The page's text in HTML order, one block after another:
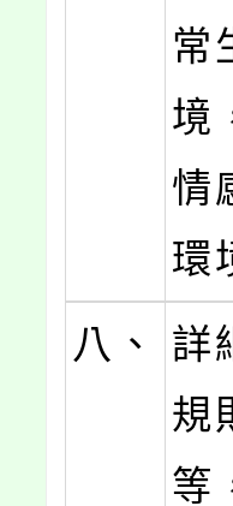
常
境
情
環
八、
詳
規
等